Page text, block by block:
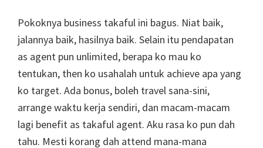
Pokoknya business takaful ini bagus. Niat baik,
jalannya baik, hasilnya baik. Selain itu pendapatan
as agent pun unlimited, berapa ko mau ko
tentukan, then ko usahalah untuk achieve apa yang
ko target. Ada bonus, boleh travel sana-sini,
arrange waktu kerja sendiri, dan macam-macam
lagi benefit as takaful agent. Aku rasa ko pun dah
tahu. Mesti korang dah attend mana-mana